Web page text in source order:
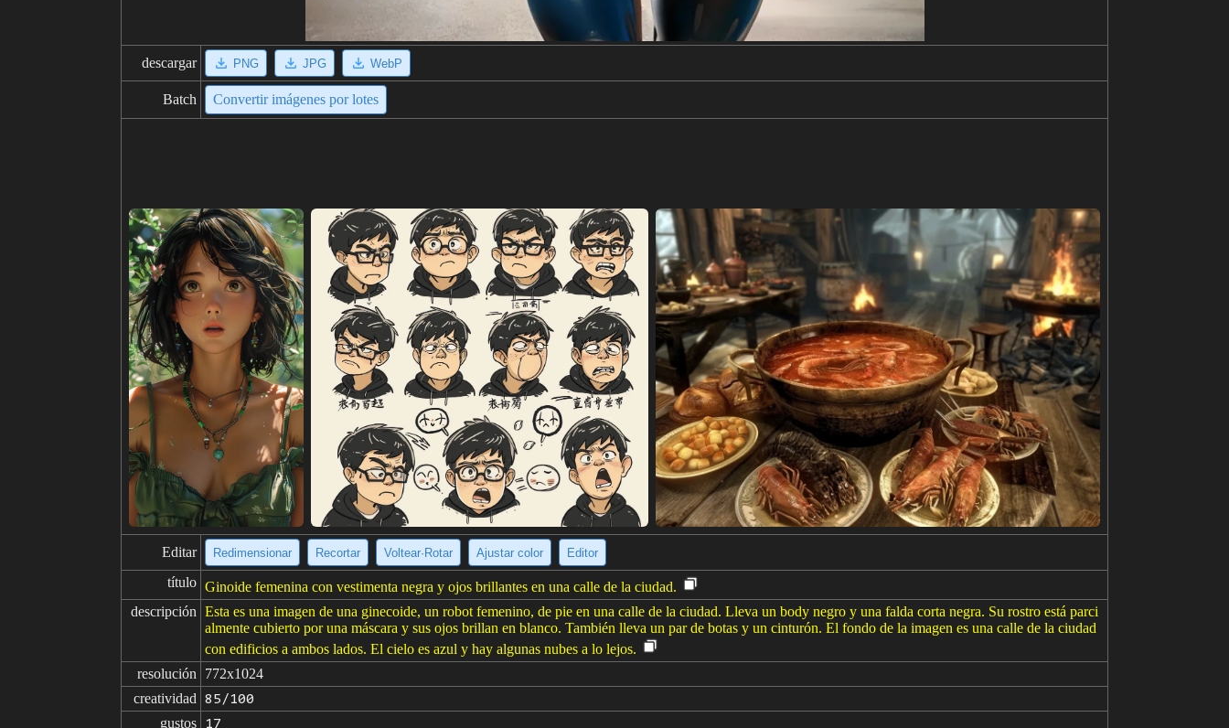
descargar PNG JPG WebP
Batch Convertir imágenes por lotes
Editar Redimensionar Recortar Voltear·Rotar Ajustar color Editor
título Ginoide femenina con vestimenta negra y ojos brillantes en una calle de la ciudad.
descripción Esta es una imagen de una ginecoide, un robot femenino, de pie en una calle de la ciudad. Lleva un body negro y una falda corta negra. Su rostro está parci
almente cubierto por una máscara y sus ojos brillan en blanco. También lleva un par de botas y un cinturón. El fondo de la imagen es una calle de la ciudad
con edificios a ambos lados. El cielo es azul y hay algunas nubes a lo lejos.
resolución
772x1024
creatividad
85/100
gustos 17